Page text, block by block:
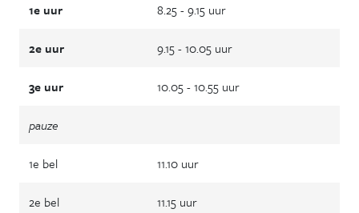
1e uur 8.25 - 9.15 uur
2e uur 9.15 - 10.05 uur
3e uur 10.05 - 10.55 uur
pauze
1e bel 11.10 uur
2e bel 11.15 uur